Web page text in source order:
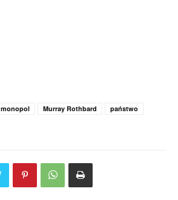
monopol Murray Rothbard
państwo